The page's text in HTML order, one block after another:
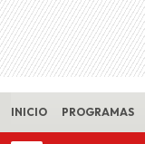
INICIO PROGRAMAS